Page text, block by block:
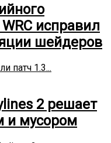
исправил
шейдеров
патч 1.3...
2 решает
и мусором